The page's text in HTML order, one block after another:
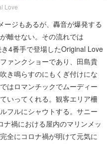
Love
ージもあるが、轟音が爆発する
離せない。その流れでは
4番手で登場したOriginal Love
ァンクショーであり、田島貴
き鳴らすのにもくぎ付けにな
はロマンチックでムーディー
いってくれる。観客エリア柵
フルにシャウトする。サニー
禍における屋内のマリンメッ
全にコロナ禍が明けて元気に